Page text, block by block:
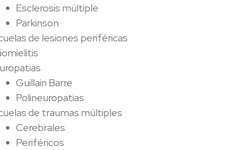
Esclerosis múltiple
Parkinson
de lesiones periféricas
Guillain Barre
Polineuropatias
de traumas múltiples
Cerebrales
Periféricos